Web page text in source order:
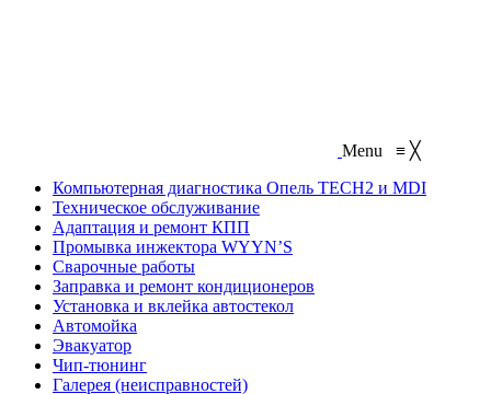
Menu ≡ ╳
Компьютерная диагностика Опель TECH2 и MDI
Техническое обслуживание
Адаптация и ремонт КПП
Промывка инжектора WYYN’S
Сварочные работы
Заправка и ремонт кондиционеров
Установка и вклейка автостекол
Автомойка
Эвакуатор
Чип-тюнинг
Галерея (неисправностей)